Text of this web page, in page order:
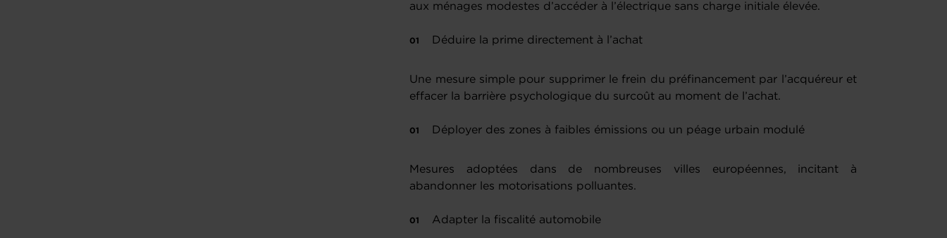
aux ménages modestes d’accéder à l’électrique sans charge initiale élevée.
Déduire la prime directement à l’achat
Une mesure simple pour supprimer le frein du préfinancement par l’acquéreur et
effacer la barrière psychologique du surcoût au moment de l’achat.
Déployer des zones à faibles émissions ou un péage urbain modulé
Mesures adoptées dans de nombreuses villes européennes, incitant à
abandonner les motorisations polluantes.
Adapter la fiscalité automobile